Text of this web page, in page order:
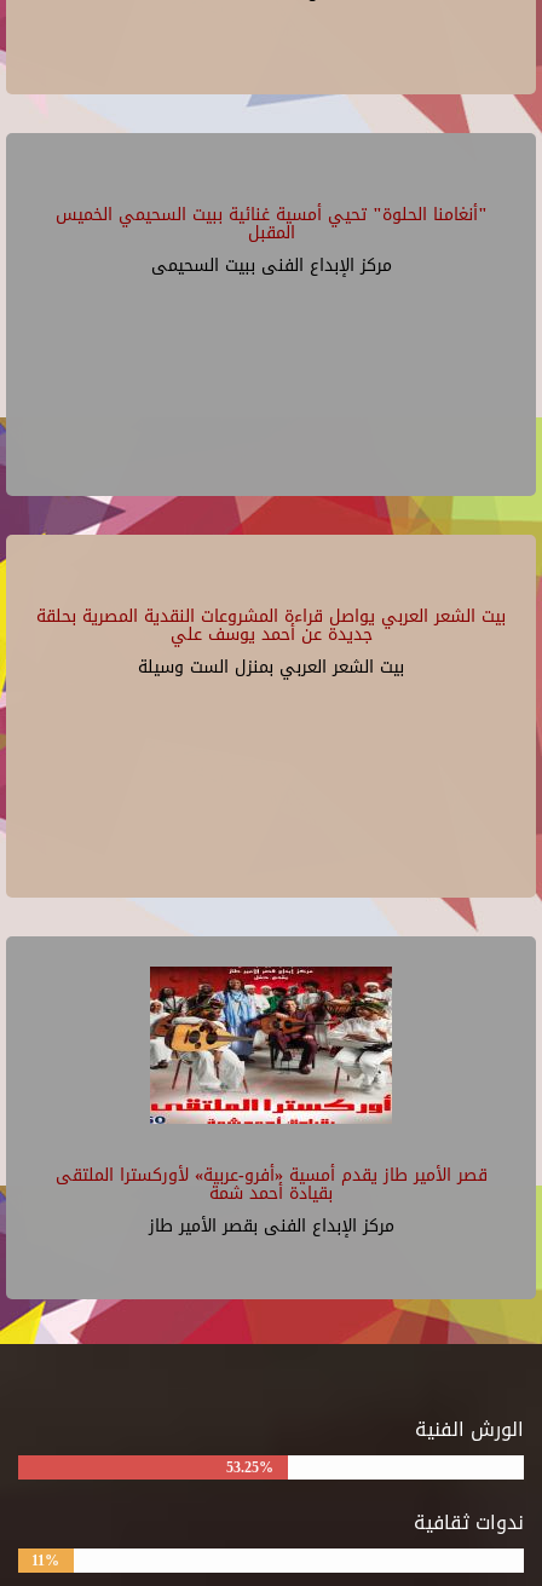
"أنغامنا الحلوة" تحيي أمسية غنائية ببيت السحيمي الخميس
المقبل
مركز الإبداع الفنى ببيت السحيمى
بيت الشعر العربي يواصل قراءة المشروعات النقدية المصرية بحلقة
جديدة عن أحمد يوسف علي
بيت الشعر العربي بمنزل الست وسيلة
قصر الأمير طاز يقدم أمسية «أفرو-عربية» لأوركسترا الملتقى
بقيادة أحمد شمة
مركز الإبداع الفنى بقصر الأمير طاز
الورش الفنية
53.25%
ندوات ثقافية
11%